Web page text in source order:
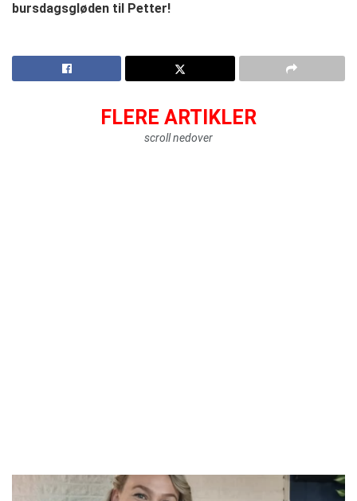
bursdagsgløden til Petter!
FLERE ARTIKLER
scroll nedover